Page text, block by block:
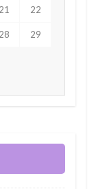
21 22
28 29